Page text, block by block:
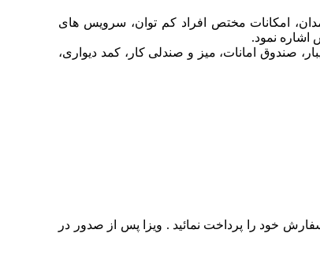
اطفاء حریق، اتاق نگهداری چمدان، امکانات مختص افراد کم توان، سرویس های
اشاره نمود.
صندوق امانات، میز و صندلی کار، کمد دیواری،
خود را پرداخت نمائید . ویزا پس از صدور در